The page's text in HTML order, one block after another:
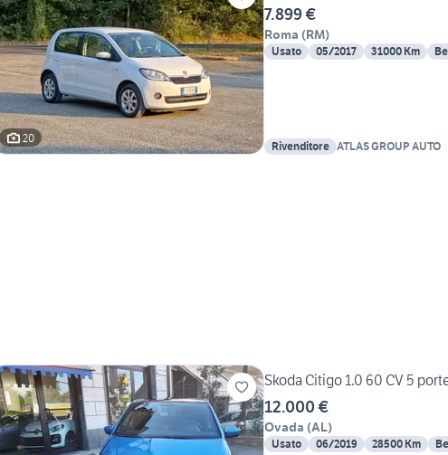
20
7.899 €
Roma (RM)
Usato 05/2017 31000 Km
Rivenditore ATLAS GROUP AUTO
Skoda Citigo 1.0 60 CV 5
12.000 €
Ovada (AL)
Usato 06/2019 28500 Km